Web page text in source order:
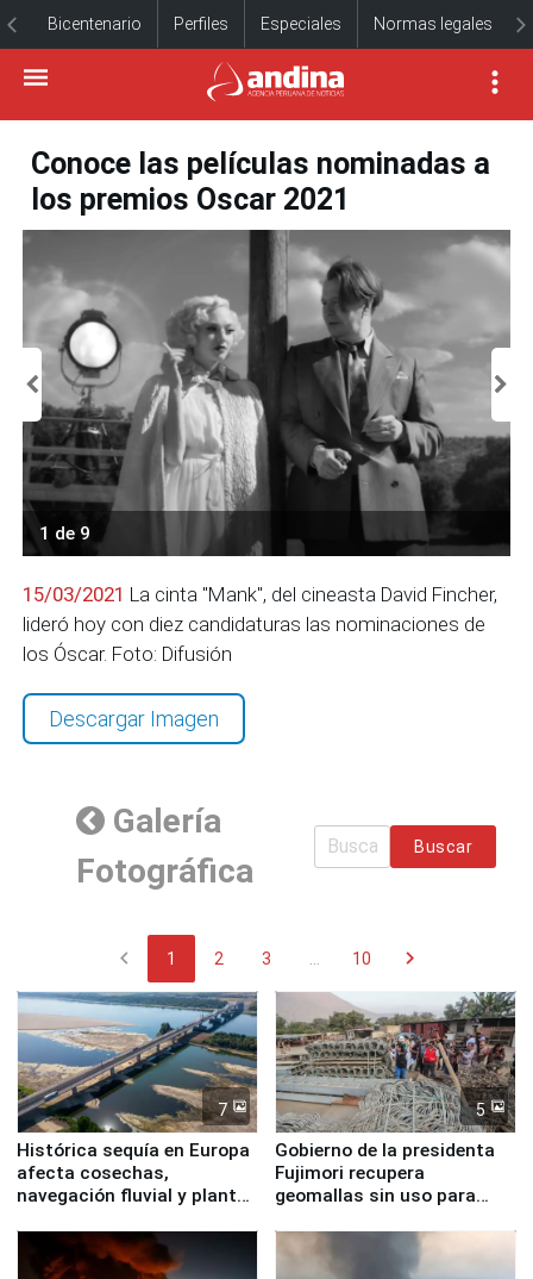
Bicentenario Perfiles Especiales Normas legales
Conoce las películas nominadas a
los premios Oscar 2021
1 de 9
15/03/2021 La cinta "Mank", del cineasta David Fincher,
lideró hoy con diez candidaturas las nominaciones de
los Óscar. Foto: Difusión
Descargar Imagen
Galería
Fotográfica
Buscar
chevron_left 1 2 3 10 chevron_right
7
Histórica sequía en Europa
afecta cosechas,
navegación fluvial y plantas
5
Gobierno de la presidenta
Fujimori recupera
geomallas sin uso para
Fenómeno El Niño